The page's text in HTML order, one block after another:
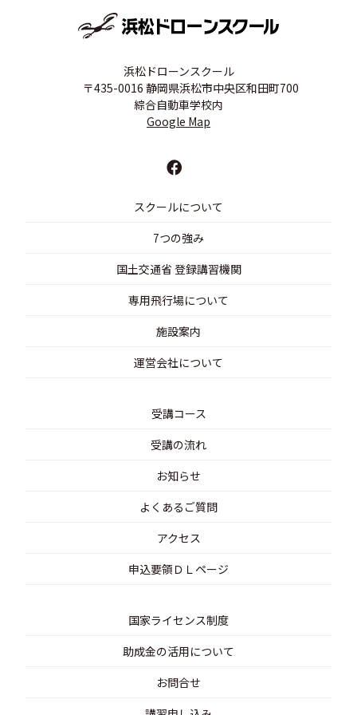
浜松ドローンスクール
〒435-0016 静岡県浜松市中央区和田町700
綜合自動車学校内
Google Map
スクールについて
7つの強み
国土交通省 登録講習機関
専用飛行場について
施設案内
運営会社について
受講コース
受講の流れ
お知らせ
よくあるご質問
アクセス
申込要領ＤＬページ
国家ライセンス制度
助成金の活用について
お問合せ